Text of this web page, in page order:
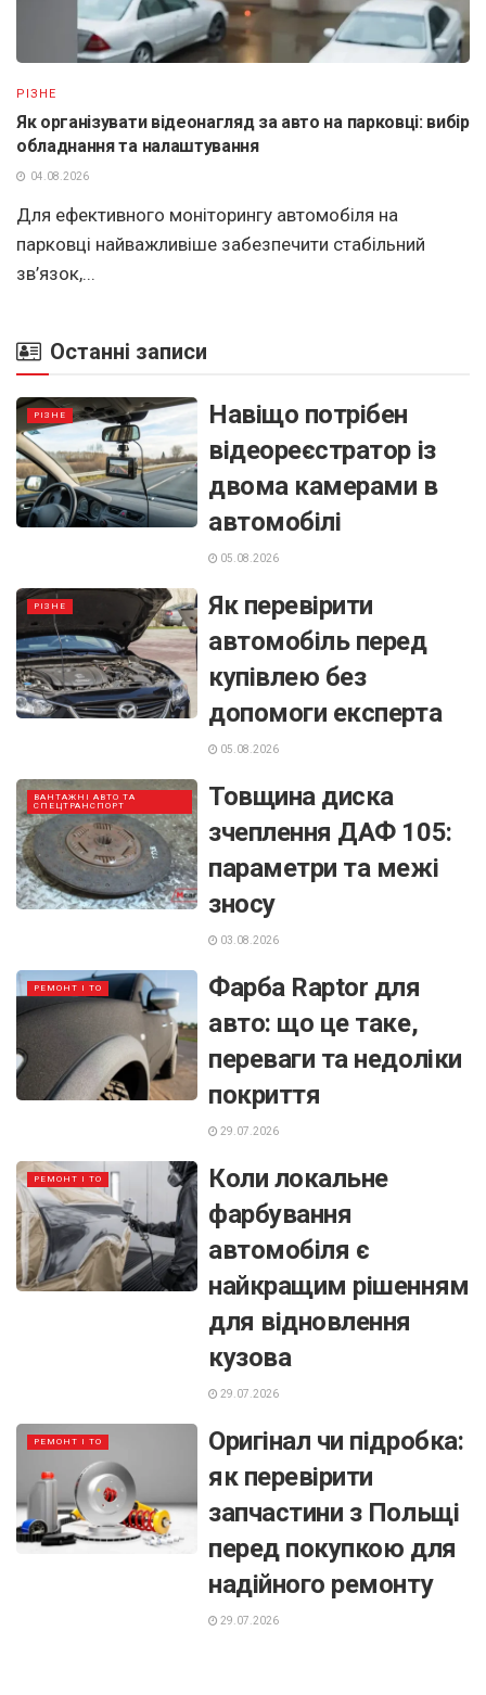
РІЗНЕ
Як організувати відеонагляд за авто на парковці: вибір
обладнання та налаштування
04.08.2026
Для ефективного моніторингу автомобіля на
парковці найважливіше забезпечити стабільний
зв’язок,...
Останні записи
РІЗНЕ
Навіщо потрібен
відеореєстратор із
двома камерами в
автомобілі
05.08.2026
РІЗНЕ
Як перевірити
автомобіль перед
купівлею без
допомоги експерта
05.08.2026
ВАНТАЖНІ АВТО ТА
СПЕЦТРАНСПОРТ
Товщина диска
зчеплення ДАФ 105:
параметри та межі
зносу
03.08.2026
РЕМОНТ І ТО
Фарба Raptor для
авто: що це таке,
переваги та недоліки
покриття
29.07.2026
РЕМОНТ І ТО
Коли локальне
фарбування
автомобіля є
найкращим рішенням
для відновлення
кузова
29.07.2026
РЕМОНТ І ТО
Оригінал чи підробка:
як перевірити
запчастини з Польщі
перед покупкою для
надійного ремонту
29.07.2026